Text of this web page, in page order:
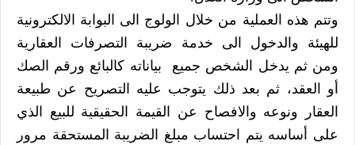
وتتم هذه العملية من خلال الولوج الى البوابة الالكترونية
للهيئة والدخول الى خدمة ضريبة التصرفات العقارية
ومن ثم يدخل الشخص جميع بياناته كالبائع ورقم الصك
أو العقد، ثم بعد ذلك يتوجب عليه التصريح عن طبيعة
العقار ونوعه والافصاح عن القيمة الحقيقية للبيع الذي
على أساسه يتم احتساب مبلغ الضريبة المستحقة مرور